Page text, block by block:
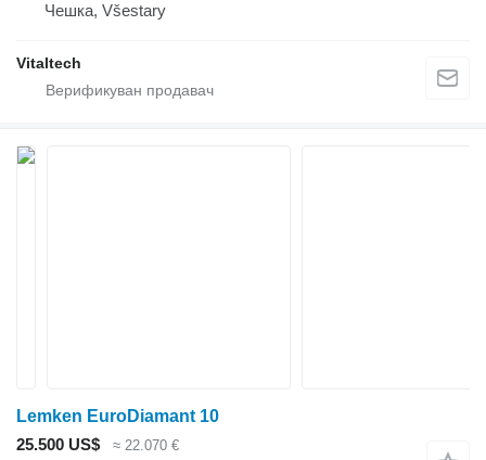
Чешка, Všestary
Vitaltech
Lemken EuroDiamant 10
25.500 US$
≈ 22.070 €